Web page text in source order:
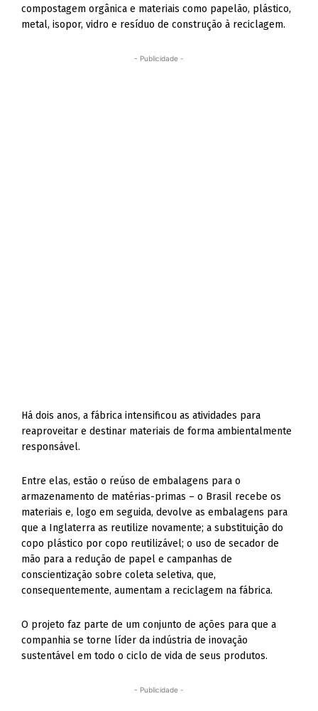
compostagem orgânica e materiais como papelão, plástico,
metal, isopor, vidro e resíduo de construção à reciclagem.
- Publicidade -
Há dois anos, a fábrica intensificou as atividades para
reaproveitar e destinar materiais de forma ambientalmente
responsável.
Entre elas, estão o reúso de embalagens para o
armazenamento de matérias-primas – o Brasil recebe os
materiais e, logo em seguida, devolve as embalagens para
que a Inglaterra as reutilize novamente; a substituição do
copo plástico por copo reutilizável; o uso de secador de
mão para a redução de papel e campanhas de
conscientização sobre coleta seletiva, que,
consequentemente, aumentam a reciclagem na fábrica.
O projeto faz parte de um conjunto de ações para que a
companhia se torne líder da indústria de inovação
sustentável em todo o ciclo de vida de seus produtos.
- Publicidade -